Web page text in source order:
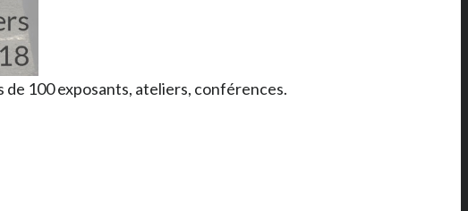
100 exposants, ateliers, conférences.